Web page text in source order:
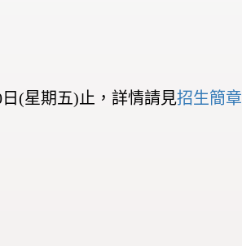
日(星期五)止，詳情請見招生簡章